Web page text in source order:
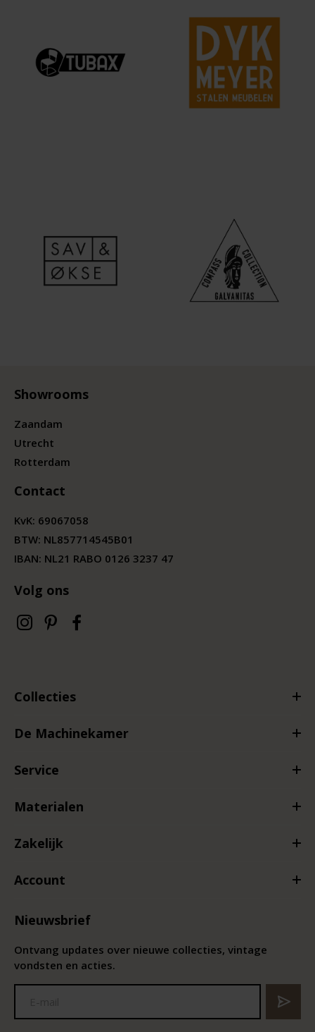
Showrooms
Zaandam
Utrecht
Rotterdam
Contact
KvK: 69067058
BTW: NL857714545B01
IBAN: NL21 RABO 0126 3237 47
Volg ons
Collecties
De Machinekamer
Service
Materialen
Zakelijk
Account
Nieuwsbrief
Ontvang updates over nieuwe collecties, vintage
vondsten en acties.